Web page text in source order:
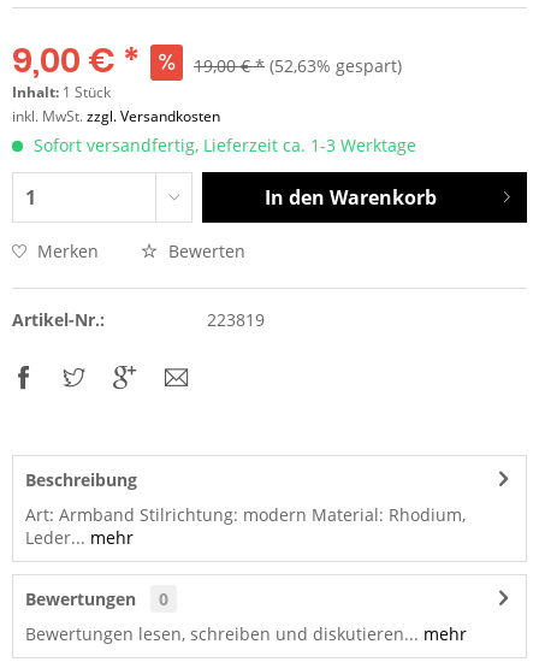
9,00 € * 19,00 € * (52,63% gespart)
Inhalt: 1 Stück
inkl. MwSt.zzgl. Versandkosten
Sofort versandfertig, Lieferzeit ca. 1-3 Werktage
In den Warenkorb
Merken Bewerten
Artikel-Nr.: 223819
Beschreibung
Art: Armband Stilrichtung: modern Material: Rhodium,
Leder... mehr
Bewertungen
0
Bewertungen lesen, schreiben und diskutieren... mehr